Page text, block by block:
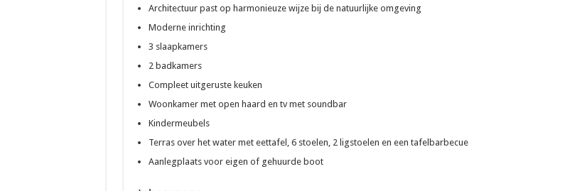
Architectuur past op harmonieuze wijze bij de natuurlijke omgeving
Moderne inrichting
3 slaapkamers
2 badkamers
Compleet uitgeruste keuken
Woonkamer met open haard en tv met soundbar
Kindermeubels
Terras over het water met eettafel, 6 stoelen, 2 ligstoelen en een tafelbarbecue
Aanlegplaats voor eigen of gehuurde boot